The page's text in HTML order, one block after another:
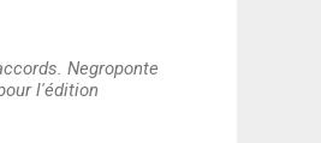
Negroponte
l'édition